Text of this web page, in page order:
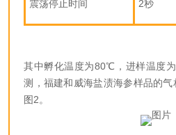
震荡停止时间 2秒
其中孵化温度为80℃，进样温度
测，福建和威海盐渍海参样品
图2。